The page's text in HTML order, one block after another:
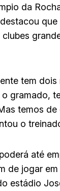
da
tem
gramado,
temos
o
até
de jogar
estádio